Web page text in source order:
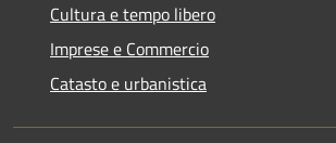
Cultura e tempo libero
Imprese e Commercio
Catasto e urbanistica